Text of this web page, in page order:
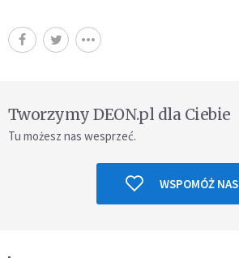
Tworzymy DEON.pl dla Ciebie
Tu możesz nas wesprzeć.
WSPOMÓŻ NAS